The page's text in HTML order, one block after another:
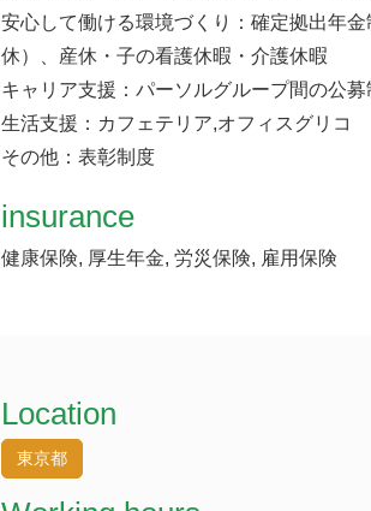
安心して働ける環境づくり：確定拠出年
休）、産休・子の看護休暇・介護休暇
キャリア支援：パーソルグループ間の公募
生活支援：カフェテリア,オフィスグリコ
その他：表彰制度
insurance
健康保険, 厚生年金, 労災保険, 雇用保険
Location
東京都